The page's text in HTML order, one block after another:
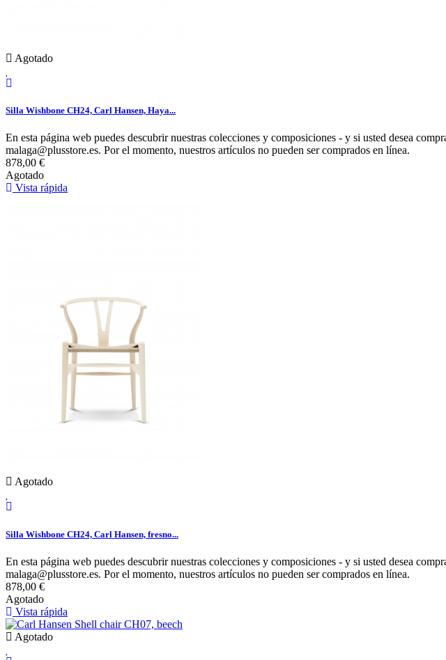
Agotado
Silla Wishbone CH24, Carl Hansen, Haya...
En esta página web puedes descubrir nuestras colecciones y composiciones - y si usted desea
malaga@plusstore.es. Por el momento, nuestros artículos no pueden ser comprados en línea.
878,00 €
Agotado
Vista rápida
Agotado
Silla Wishbone CH24, Carl Hansen, fresno...
En esta página web puedes descubrir nuestras colecciones y composiciones - y si usted desea
malaga@plusstore.es. Por el momento, nuestros artículos no pueden ser comprados en línea.
878,00 €
Agotado
Vista rápida
Agotado